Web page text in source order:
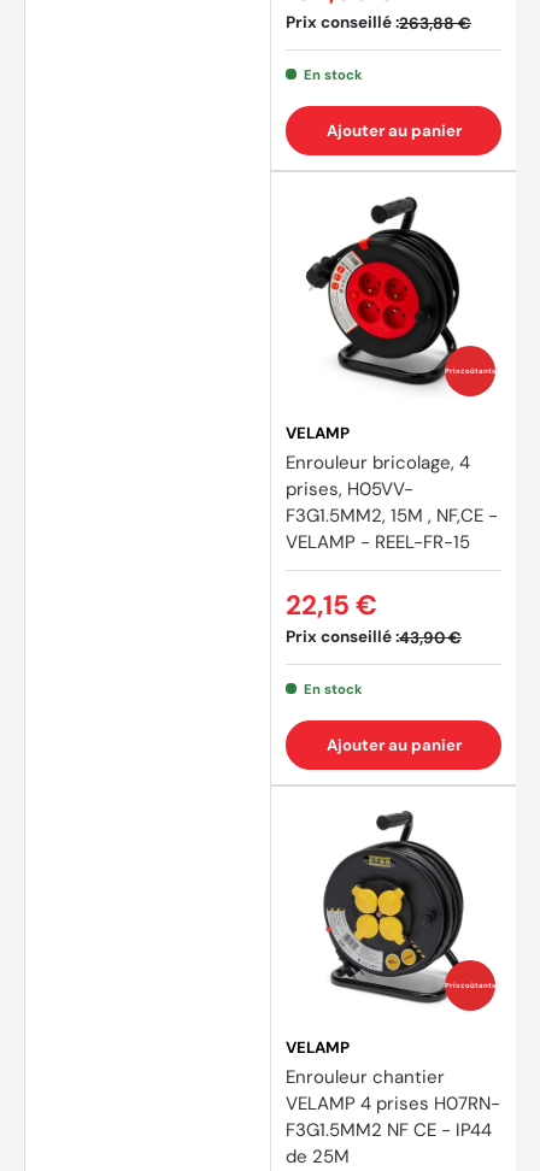
(1
Prix conseillé :263,88 €
En stock
Ajouter au panier
Prix coûtants
VELAMP
Enrouleur bricolage, 4
prises, H05VV-
F3G1.5MM2, 15M , NF,CE -
VELAMP - REEL-FR-15
Prix conseillé :43,90 €
22,15 €
En stock
Ajouter au panier
Prix coûtants
VELAMP
Enrouleur chantier
VELAMP 4 prises H07RN-
F3G1.5MM2 NF CE - IP44
de 25M